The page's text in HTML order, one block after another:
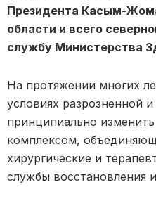
Президента Касым-
области и всего
службу Министерства
На протяжении многих
условиях разрозненной
принципиально
комплексом,
хирургические и
службы восстановления